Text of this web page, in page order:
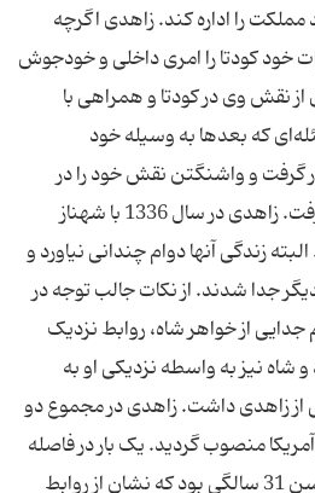
را اداره کند. زاهدی اگرچه
خود کودتا را امری داخلی و خودجوش
نقش وی در کودتا و همراهی با
که بعدها به وسیله خود
گرفت و واشنگتن نقش خود را در
کودتای 28 مرداد 1332 پذیرفت. زاهدی در سال 1336 با شهناز
زندگی آنها دوام چندانی نیاورد و
سال 1343 از یکدیگر جدا شدند. از نکات جالب توجه در
از خواهر شاه، روابط نزدیک
شاه نیز به واسطه نزدیکی او به
از زاهدی داشت. زاهدی در مجموع دو
منصوب گردید. یک بار در فاصله
سالهای 1338 تا 1340 و در سن 31 سالگی بود که نشان از روابط